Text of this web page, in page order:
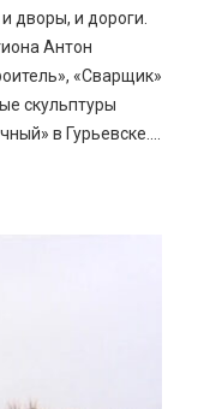
дворы, и дороги.
Антон
«Сварщик»
скульптуры
в Гурьевске....